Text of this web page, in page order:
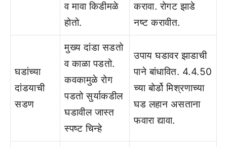
व मावा किडीमळे
होतो.
करावा. रोगट झाडे
नष्‍ट करावीत.
घडांच्‍या
दांडयाची
सडण
मुख्‍य दांडा सडतो
व काळा पडतो.
कवकामुळे रोग
पडतो सुर्याकडील
घडावील जास्‍त
स्‍पष्‍ट चिन्‍हे
उपाय घडावर झाडाची
पाने बांधावित. 4.4.50
च्‍या बोर्डो मिश्रणाच्‍या
घड लहान असताना
फवारा द्यावा.